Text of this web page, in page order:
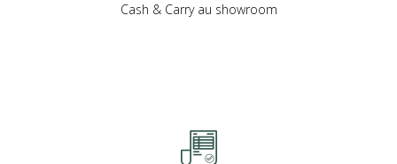
Cash & Carry au showroom